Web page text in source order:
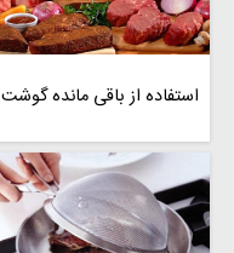
استفاده از باقی مانده گوشت